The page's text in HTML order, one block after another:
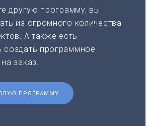
другую программу, вы
из огромного количества
А также есть
программное
заказ.
ПРОГРАММУ